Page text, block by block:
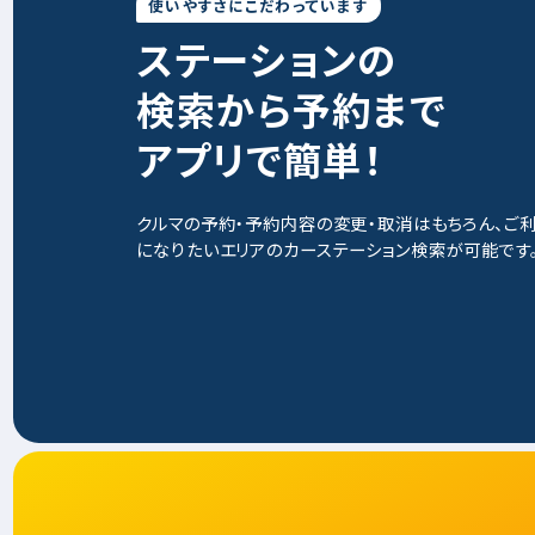
使いやすさにこだわっています
ステーションの
検索から予約まで
アプリで簡単！
クルマの予約・予約内容の変更・取消はもちろん、ご
になりたいエリアのカーステーション検索が可能です